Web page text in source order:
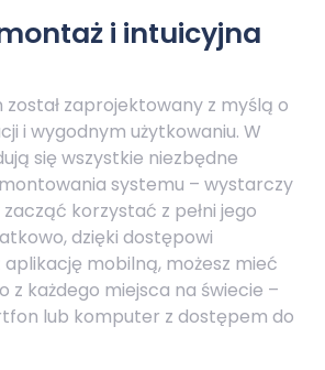
i intuicyjna
został zaprojektowany z myślą o
i wygodnym użytkowaniu. W
się wszystkie niezbędne
systemu – wystarczy
korzystać z pełni jego
dzięki dostępowi
mobilną, możesz mieć
z każdego miejsca na świecie –
lub komputer z dostępem do